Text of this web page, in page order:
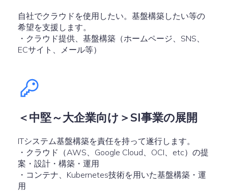
自社でクラウドを使用したい。基盤構築したい等の
希望を支援します。
・クラウド提供、基盤構築（ホームページ、SNS、
ECサイト、メール等）
＜中堅～大企業向け＞SI事業の展開
ITシステム基盤構築を責任を持って遂行します。
・クラウド（AWS、Google Cloud、OCI、etc）の提
案・設計・構築・運用
・コンテナ、Kubernetes技術を用いた基盤構築・運
用